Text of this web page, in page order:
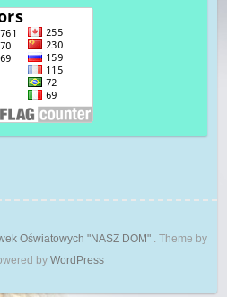
Oświatowych "NASZ DOM" . Theme by
by WordPress